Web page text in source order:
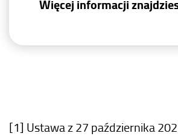
Więcej informacji
[1] Ustawa z 27 października